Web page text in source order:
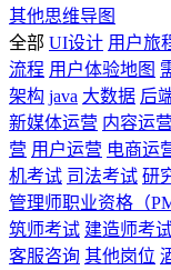
其他思维导图
全部 UI设计 用户旅
流程 用户体验地图
架构 java 大数据 后
新媒体运营 内容运营
营 用户运营 电商运
机考试 司法考试 研
管理师职业资格（
筑师考试 建造师考
客服咨询 其他岗位